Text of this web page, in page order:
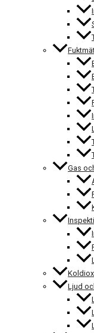
Gas
Ljud